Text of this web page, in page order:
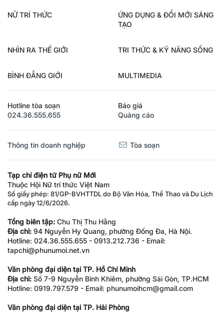
NỮ TRÍ THỨC
ỨNG DỤNG & ĐỔI MỚI SÁNG
TẠO
NHÌN RA THẾ GIỚI TRI THỨC & KỸ NĂNG SỐNG
BÌNH ĐẲNG GIỚI MULTIMEDIA
Hotline tòa soạn
024.36.555.655
Báo giá
Quảng cáo
Thông tin doanh nghiệp Tòa soạn
Tạp chí điện tử Phụ nữ Mới
Thuộc Hội Nữ trí thức Việt Nam
Số giấy phép: 81/GP-BVHTTDL do Bộ Văn Hóa, Thể Thao và Du Lịch
cấp ngày 12/6/2026.
Tổng biên tập: Chu Thị Thu Hằng
Địa chỉ: 94 Nguyễn Hy Quang, phường Đống Đa, Hà Nội.
Hotline: 024.36.555.655 - 0913.212.736 - Email:
tapchi@phunumoi.net.vn
Văn phòng đại diện tại TP. Hồ Chí Minh
Địa chỉ: Số 7-9 Nguyễn Bỉnh Khiêm, phường Sài Gòn, TP.HCM
Hotline: 0919.797.579 - Email: phunumoihcm@gmail.com
Văn phòng đại diện tại TP. Hải Phòng